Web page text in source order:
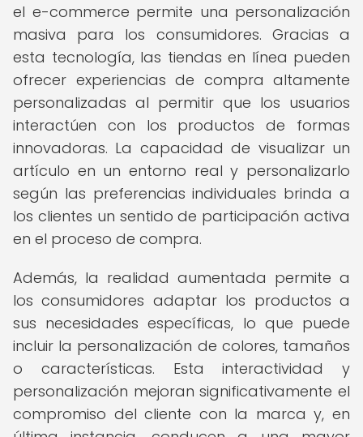
el e-commerce permite una personalización
masiva para los consumidores. Gracias a
esta tecnología, las tiendas en línea pueden
ofrecer experiencias de compra altamente
personalizadas al permitir que los usuarios
interactúen con los productos de formas
innovadoras. La capacidad de visualizar un
artículo en un entorno real y personalizarlo
según las preferencias individuales brinda a
los clientes un sentido de participación activa
en el proceso de compra.
Además, la realidad aumentada permite a
los consumidores adaptar los productos a
sus necesidades específicas, lo que puede
incluir la personalización de colores, tamaños
o características. Esta interactividad y
personalización mejoran significativamente el
compromiso del cliente con la marca y, en